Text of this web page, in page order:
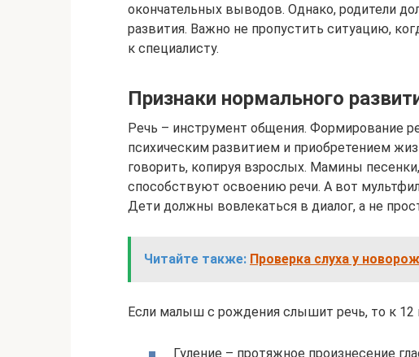
окончательных выводов. Однако, родители
развития. Важно не пропустить ситуацию,
к специалисту.
Признаки нормального
Речь – инструмент общения. Формирование
психическим развитием и приобретением
говорить, копируя взрослых. Мамины
способствуют освоению речи. А вот
Дети должны вовлекаться в диалог, а не
Читайте также: Проверка слуха у
Если малыш с рождения слышит речь, то к
Гуление – протяжное произнесение